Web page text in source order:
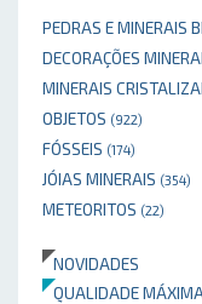
PEDRAS E MINERAIS
DECORAÇÕES
MINERAIS
OBJETOS (922)
FÓSSEIS (174)
JÓIAS MINERAIS (354)
METEORITOS (22)
NOVIDADES
QUALIDADE